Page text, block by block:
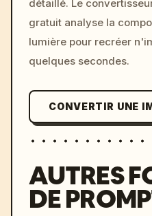
détaillé. Le
gratuit analyse la
lumière pour recréer
quelques secondes.
CONVERTIR UNE
AUTRES
DE